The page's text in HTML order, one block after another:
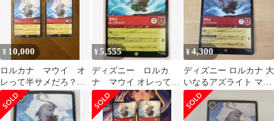
¥ 10,000
ロルカナ マウイ オ
レって半サメだろ？
２枚
¥5,555
ディズニー ロルカ
ナ マウイ オレって半
サメだろ？ レジェン
ダリー
¥4,300
ディズニー ロルカナ 大
いなるアズライト マウ
イ レジェンダリー 通常